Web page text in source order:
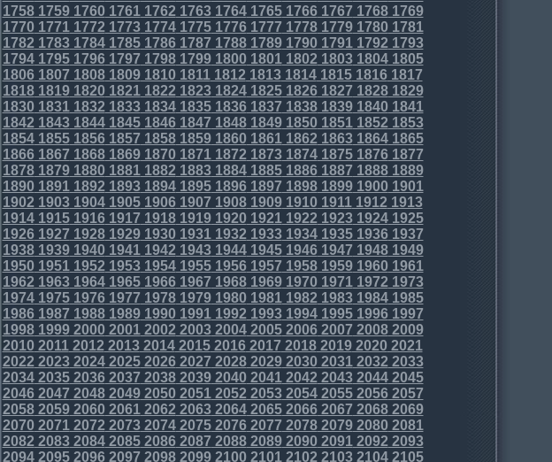
17581759176017611762 17631764176517661767 17681769
177017711772 17731774177517761777 1778177917801781
1782 17831784178517861787 17881789179017911792 1793
1794179517961797 17981799180018011802 180318041805
18061807 18081809181018111812 18131814181518161817
18181819182018211822 18231824182518261827 18281829
183018311832 18331834183518361837 1838183918401841
1842 18431844184518461847 18481849185018511852 1853
1854185518561857 18581859186018611862 186318641865
18661867 18681869187018711872 18731874187518761877
18781879188018811882 18831884188518861887 18881889
189018911892 18931894189518961897 1898189919001901
1902 19031904190519061907 19081909191019111912 1913
1914191519161917 19181919192019211922 192319241925
19261927 19281929193019311932 19331934193519361937
19381939194019411942 19431944194519461947 19481949
195019511952 19531954195519561957 1958195919601961
1962 19631964196519661967 19681969197019711972 1973
1974197519761977 19781979198019811982 198319841985
19861987 19881989199019911992 19931994199519961997
19981999200020012002 20032004200520062007 20082009
201020112012 20132014201520162017 2018201920202021
2022 20232024202520262027 20282029203020312032 2033
2034203520362037 20382039204020412042 204320442045
20462047 20482049205020512052 20532054205520562057
20582059206020612062 20632064206520662067 20682069
207020712072 20732074207520762077 2078207920802081
2082 20832084208520862087 20882089209020912092 2093
2094209520962097 20982099210021012102 210321042105